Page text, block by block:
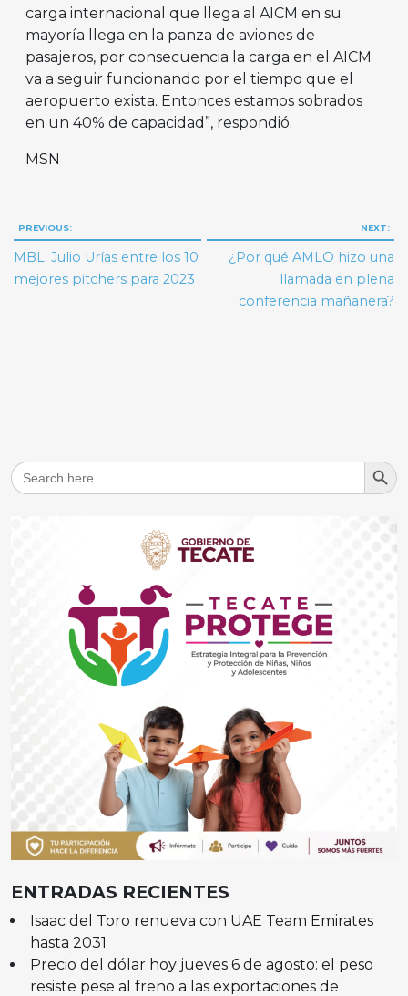
carga internacional que llega al AICM en su
mayoría llega en la panza de aviones de
pasajeros, por consecuencia la carga en el AICM
va a seguir funcionando por el tiempo que el
aeropuerto exista. Entonces estamos sobrados
en un 40% de capacidad”, respondió.
MSN
Navegación
de
entradas
PREVIOUS:
MBL: Julio Urías entre los 10
mejores pitchers para 2023
NEXT:
¿Por qué AMLO hizo una
llamada en plena
conferencia mañanera?
Search
for:
Search
ENTRADAS RECIENTES
Isaac del Toro renueva con UAE Team Emirates
hasta 2031
Precio del dólar hoy jueves 6 de agosto: el peso
resiste pese al freno a las exportaciones de